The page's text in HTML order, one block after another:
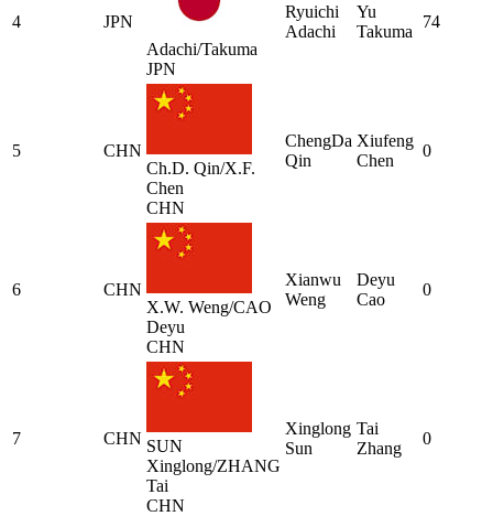
4
JPN
Adachi/Takuma
JPN
Ryuichi
Adachi
Yu
Takuma
74
5
CHN
Ch.D. Qin/X.F.
Chen
CHN
ChengDa
Qin
Xiufeng
Chen
0
6
CHN
X.W. Weng/CAO
Deyu
CHN
Xianwu
Weng
Deyu
Cao
0
7 CHN SUN
Xinglong/ZHANG
Tai
CHN
Xinglong
Sun
Tai
Zhang
0